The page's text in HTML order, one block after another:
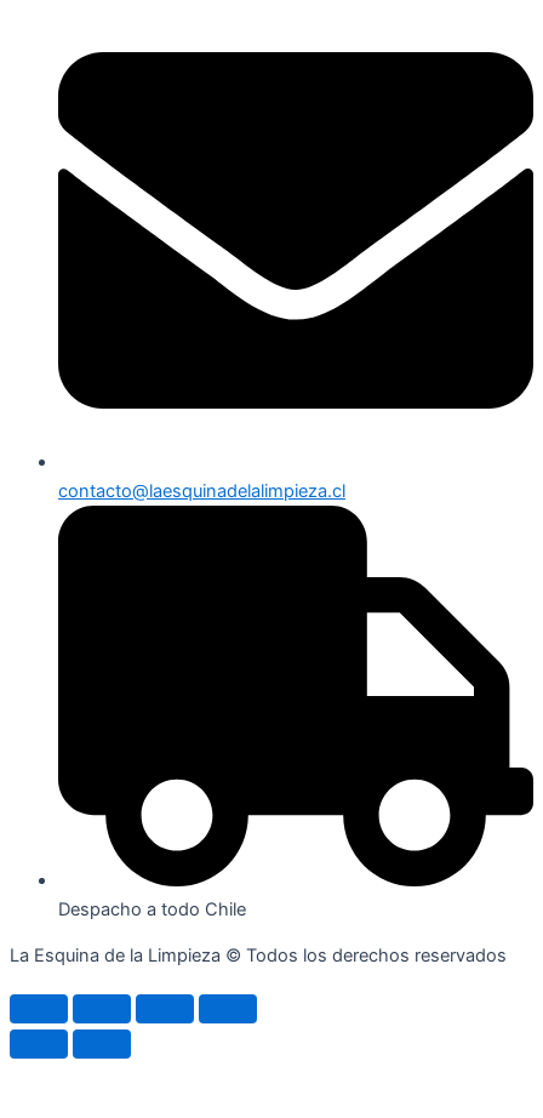
contacto@laesquinadelalimpieza.cl
Despacho a todo Chile
La Esquina de la Limpieza © Todos los derechos reservados